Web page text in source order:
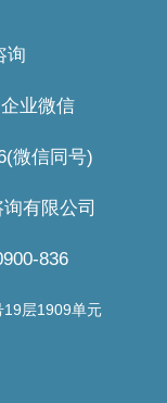
业微信
微信同号)
有限公司
836
19层1909单元